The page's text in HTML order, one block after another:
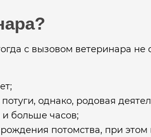
с вызовом ветеринара
однако, родовая
больше часов;
потомства, при